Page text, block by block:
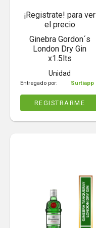
¡Registrate! para ver
el precio
Ginebra Gordon´s
London Dry Gin
x1.5lts
Unidad
Entregado por: Surtiapp
REGISTRARME